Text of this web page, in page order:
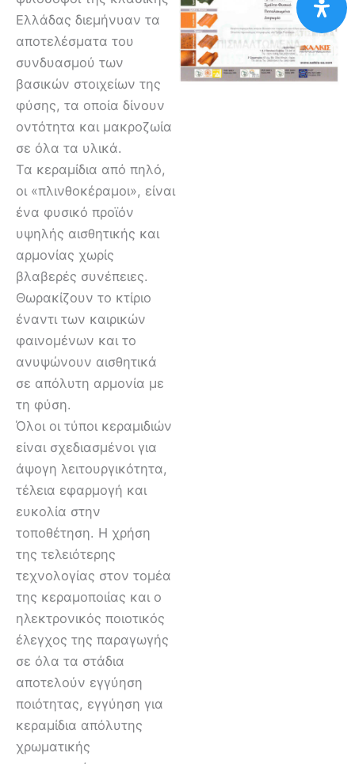
Ελλάδας διεμήνυαν τα
αποτελέσματα του
συνδυασμού των
βασικών στοιχείων της
φύσης, τα οποία δίνουν
οντότητα και μακροζωία
σε όλα τα υλικά.
Τα κεραμίδια από πηλό,
οι «πλινθοκέραμοι», είναι
ένα φυσικό προϊόν
υψηλής αισθητικής και
αρμονίας χωρίς
βλαβερές συνέπειες.
Θωρακίζουν το κτίριο
έναντι των καιρικών
φαινομένων και το
ανυψώνουν αισθητικά
σε απόλυτη αρμονία με
τη φύση.
Όλοι οι τύποι κεραμιδιών
είναι σχεδιασμένοι για
άψογη λειτουργικότητα,
τέλεια εφαρμογή και
ευκολία στην
τοποθέτηση. Η χρήση
της τελειότερης
τεχνολογίας στον τομέα
της κεραμοποιίας και ο
ηλεκτρονικός ποιοτικός
έλεγχος της παραγωγής
σε όλα τα στάδια
αποτελούν εγγύηση
ποιότητας, εγγύηση για
κεραμίδια απόλυτης
χρωματικής